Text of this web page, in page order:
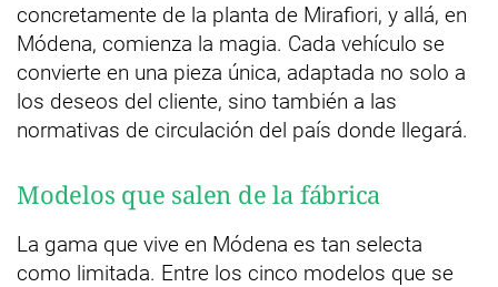
concretamente de la planta de Mirafiori, y allá, en
Módena, comienza la magia. Cada vehículo se
convierte en una pieza única, adaptada no solo a
los deseos del cliente, sino también a las
normativas de circulación del país donde llegará.
Modelos que salen de la fábrica
La gama que vive en Módena es tan selecta
como limitada. Entre los cinco modelos que se